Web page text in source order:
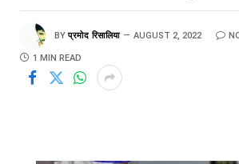
BY प्रमोद रिसालिया AUGUST 2, 2022
1 MIN READ